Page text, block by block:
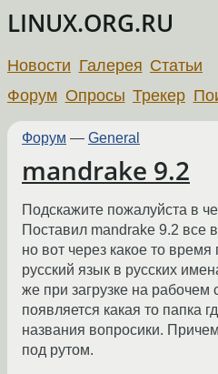
LINUX.ORG.RU
Новости Галерея Статьи
Форум Опросы Трекер
Форум — General
mandrake 9.2
Подскажите пожалуйста в
Поставил mandrake 9.2 все
но вот через какое то время
русский язык в русских
же при загрузке на рабочем
появляется какая то папка
названия вопросики.
под рутом.